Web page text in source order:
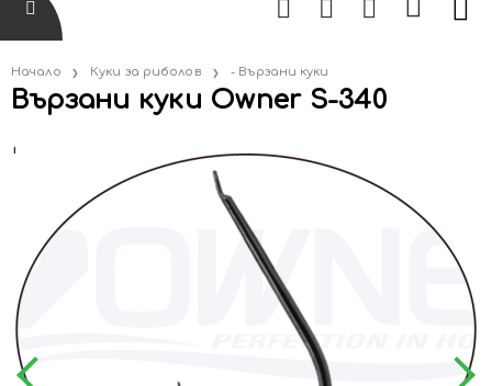
Начало Куки за риболов - Вързани куки
Вързани куки Owner S-340